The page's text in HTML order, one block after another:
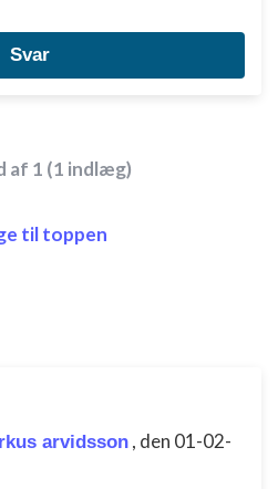
Svar
af 1 (1 indlæg)
til toppen
arvidsson , den 01-02-